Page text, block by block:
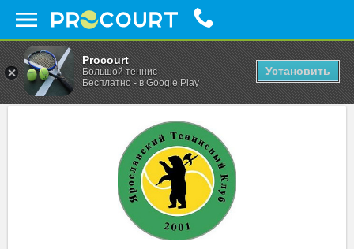
Procourt
Большой теннис
Бесплатно - в Google Play
Установить